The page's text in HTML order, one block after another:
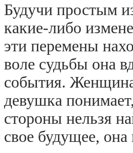
Будучи простым
какие-либо
эти перемены
воле судьбы она
события.
девушка
стороны нельзя
свое будущее,